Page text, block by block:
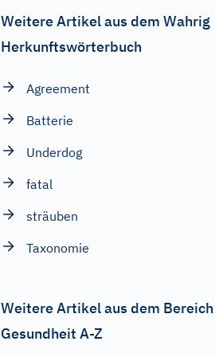
Weitere Artikel aus dem Wahrig
Herkunftswörterbuch
Agreement
Batterie
Underdog
fatal
sträuben
Taxonomie
Weitere Artikel aus dem Bereich
Gesundheit A-Z